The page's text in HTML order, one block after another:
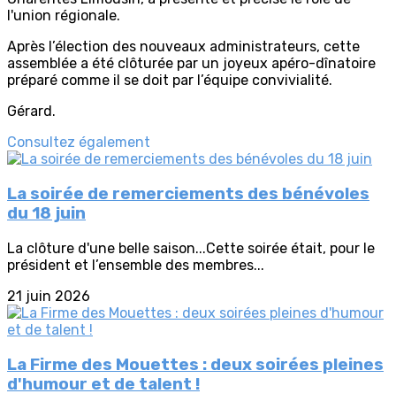
l'union régionale.
Après l’élection des nouveaux administrateurs, cette
assemblée a été clôturée par un joyeux apéro-dînatoire
préparé comme il se doit par l’équipe convivialité.
Gérard.
Consultez également
La soirée de remerciements des bénévoles
du 18 juin
La clôture d'une belle saison...Cette soirée était, pour le
président et l’ensemble des membres...
21 juin 2026
La Firme des Mouettes : deux soirées pleines
d'humour et de talent !